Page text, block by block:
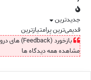
جدیدترین
قدیمی‌ترینپرامتیازترین
بازخورد (Feedback) های درون متنی
مشاهده همه دیدگاه ها